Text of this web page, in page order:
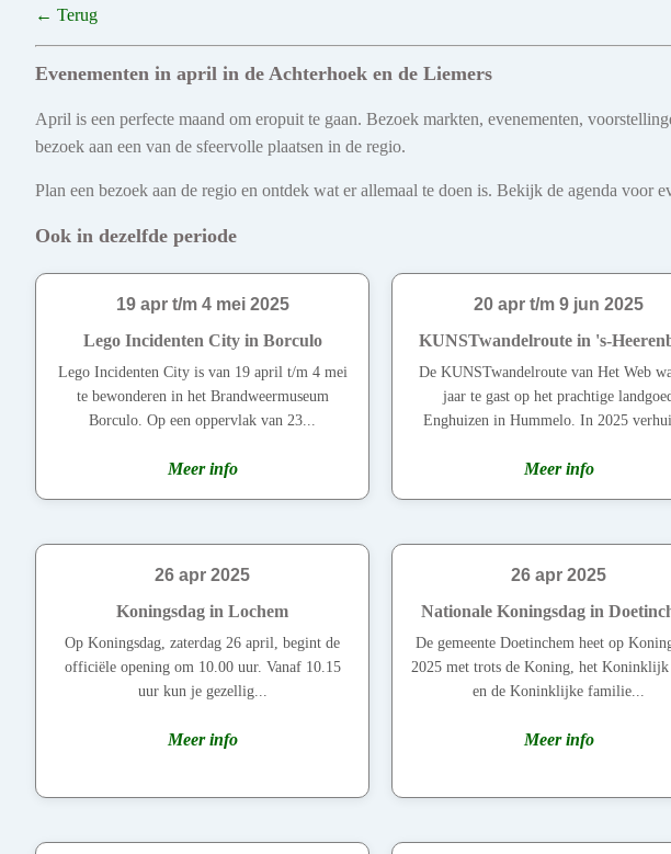
← Terug
Evenementen in april in de Achterhoek en de Liemers
April is een perfecte maand om eropuit te gaan. Bezoek markten, evenementen,
bezoek aan een van de sfeervolle plaatsen in de regio.
Plan een bezoek aan de regio en ontdek wat er allemaal te doen is. Bekijk de agenda voor
Ook in dezelfde periode
19 apr t/m 4 mei 2025
Lego Incidenten City in Borculo
Lego Incidenten City is van 19 april t/m 4 mei
te bewonderen in het Brandweermuseum
Borculo. Op een oppervlak van 23...
Meer info
20 apr t/m 9 jun 2025
KUNSTwandelroute in 's-
De KUNSTwandelroute van Het Web
jaar te gast op het prachtige
Enghuizen in Hummelo. In 2025
Meer info
26 apr 2025
Koningsdag in Lochem
Op Koningsdag, zaterdag 26 april, begint de
officiële opening om 10.00 uur. Vanaf 10.15
uur kun je gezellig...
Meer info
26 apr 2025
Nationale Koningsdag in
De gemeente Doetinchem heet op
2025 met trots de Koning, het Koninklijk
en de Koninklijke familie...
Meer info